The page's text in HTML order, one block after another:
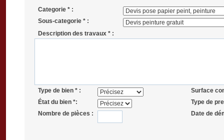
Categorie * :
Sous-categorie * :
Description des travaux * :
Type de bien * :
Surface
État du bien *:
Type de
Nombre de pièces :
Date de